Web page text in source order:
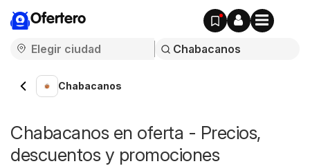
Ofertero
Chabacanos
Chabacanos en oferta - Precios,
descuentos y promociones